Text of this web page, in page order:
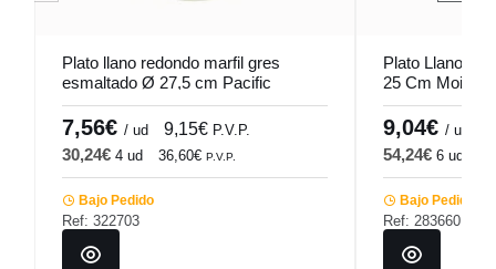
Plato llano redondo marfil gres
esmaltado Ø 27,5 cm Pacific
Pro.mundi
7,56€ / ud 9,15€ P.V.P.
30,24€ 4 ud 36,60€ P.V.P.
Bajo Pedido
Ref: 322703
Plato Llano
25 Cm Moire
9,04€ / ud
54,24€ 6 ud
Bajo Pedido
Ref: 283660